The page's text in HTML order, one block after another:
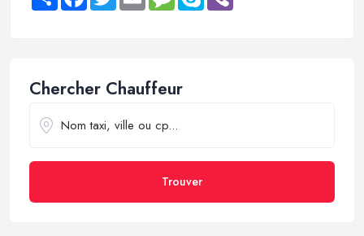
Chercher Chauffeur
Trouver